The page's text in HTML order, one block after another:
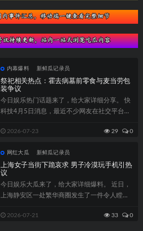
内幕爆料 新鲜瓜记录员
祭祀相关热点：霍去病墓前零食与麦当劳包
装争议
今日娱乐热门话题来了，给大家详细分享。 快
科技4月5日消息，最近不少网友在社交平台上
2026-07-23 29 0
网红大瓜 新鲜瓜记录员
上海女子当街下跪哀求 男子冷漠玩手机引热
议
今日娱乐大瓜来了，给大家详细爆料。 近日，
上海静安区一处繁华商圈发生了一件令人瞠目
2026-07-21 33 0